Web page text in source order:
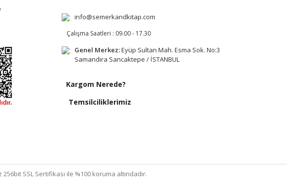
info@semerkandkitap.com
Çalışma Saatleri : 09.00 - 17.30
Genel Merkez:Eyüp Sultan Mah. Esma Sok. No:3
Samandıra Sancaktepe / İSTANBUL
Kargom Nerede?
Temsilciliklerimiz
SSL Sertifikası ile %100 koruma altındadır.